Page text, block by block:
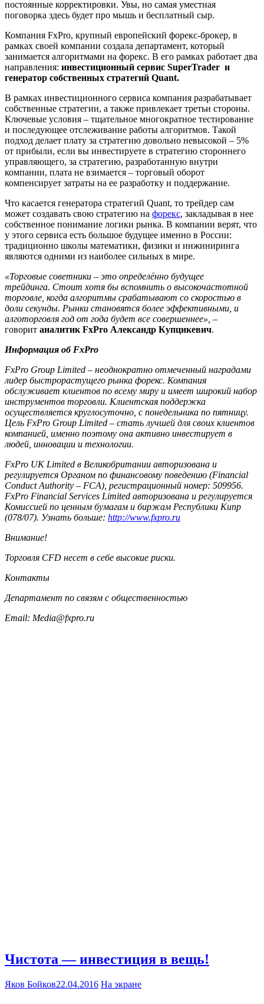
постоянные корректировки. Увы, но самая уместная
поговорка здесь будет про мышь и бесплатный сыр.
Компания FxPro, крупный европейский форекс-брокер, в
рамках своей компании создала департамент, который
занимается алгоритмами на форекс. В его рамках работает два
направления: инвестиционный сервис SuperTrader и
генератор собственных стратегий Quant.
В рамках инвестиционного сервиса компания разрабатывает
собственные стратегии, а также привлекает третьи стороны.
Ключевые условия – тщательное многократное тестирование
и последующее отслеживание работы алгоритмов. Такой
подход делает плату за стратегию довольно невысокой – 5%
от прибыли, если вы инвестируете в стратегию стороннего
управляющего, за стратегию, разработанную внутри
компании, плата не взимается – торговый оборот
компенсирует затраты на ее разработку и поддержание.
Что касается генератора стратегий Quant, то трейдер сам
может создавать свою стратегию на форекс, закладывая в нее
собственное понимание логики рынка. В компании верят, что
у этого сервиса есть большое будущее именно в России:
традиционно школы математики, физики и инжиниринга
являются одними из наиболее сильных в мире.
«Торговые советники – это определённо будущее
трейдинга. Стоит хотя бы вспомнить о высокочастотной
торговле, когда алгоритмы срабатывают со скоростью в
доли секунды. Рынки становятся более эффективными, и
алготорговля год от года будет все совершеннее», –
говорит аналитик FxPro Александр Купцикевич.
Информация об FxPro
FxPro Group Limited – неоднократно отмеченный наградами
лидер быстрорастущего рынка форекс. Компания
обслуживает клиентов по всему миру и имеет широкий набор
инструментов торговли. Клиентская поддержка
осуществляется круглосуточно, с понедельника по пятницу.
Цель FxPro Group Limited – стать лучшей для своих клиентов
компанией, именно поэтому она активно инвестирует в
людей, инновации и технологии.
FxPro UK Limited в Великобритании авторизована и
регулируется Органом по финансовому поведению (Financial
Conduct Authority – FCA), регистрационный номер: 509956.
FxPro Financial Services Limited авторизована и регулируется
Комиссией по ценным бумагам и биржам Республики Кипр
(078/07). Узнать больше: http://www.fxpro.ru
Внимание!
Торговля CFD несет в себе высокие риски.
Контакты
Департамент по связям с общественностью
Email: Media@fxpro.ru
Чистота — инвестиция в вещь!
Яков Бойков22.04.2016 На экране